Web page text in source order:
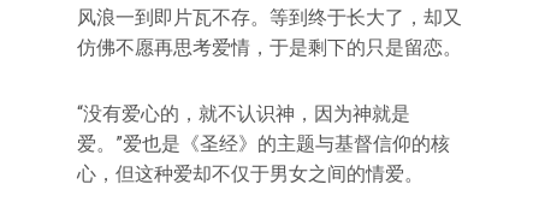
风浪一到即片瓦不存。等到终于长大了，却又
仿佛不愿再思考爱情，于是剩下的只是留恋。
“没有爱心的，就不认识神，因为神就是
爱。”爱也是《圣经》的主题与基督信仰的核
心，但这种爱却不仅于男女之间的情爱。